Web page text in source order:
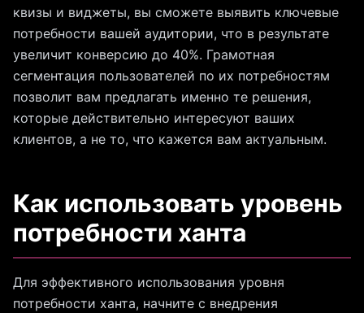
квизы и виджеты, вы сможете выявить ключевые
потребности вашей аудитории, что в результате
увеличит конверсию до 40%. Грамотная
сегментация пользователей по их потребностям
позволит вам предлагать именно те решения,
которые действительно интересуют ваших
клиентов, а не то, что кажется вам актуальным.
Как использовать уровень
потребности ханта
Для эффективного использования уровня
потребности ханта, начните с внедрения